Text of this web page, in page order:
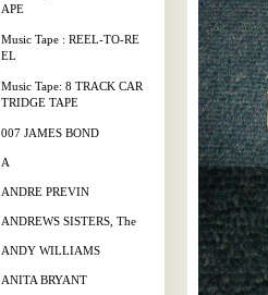
APE
Music Tape : REEL-TO-RE
EL
Music Tape: 8 TRACK CAR
TRIDGE TAPE
007 JAMES BOND
A
ANDRE PREVIN
ANDREWS SISTERS, The
ANDY WILLIAMS
ANITA BRYANT